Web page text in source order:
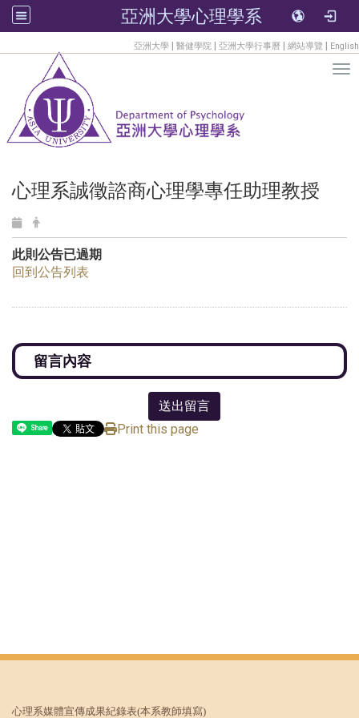
亞洲大學心理學系
亞洲大學 | 醫健學院 | 亞洲大學行事曆 | 網站導覽 | English
心理系誠徵諮商心理學專任助理教授
此則公告已過期
回到公告列表
送出留言
Share Print this page
心理系媒體宣傳成果紀錄表(本系教師填寫)